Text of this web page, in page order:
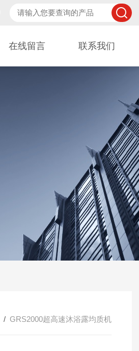
在线留言 联系我们
/ GRS2000超高速沐浴露均质机